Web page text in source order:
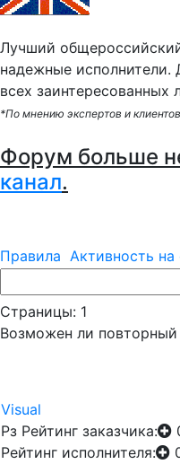
Лучший
надежные исполнители.
всех заинтересованных
*По мнению экспертов и
Форум больше
канал.
Правила Активность
Страницы: 1
Возможен ли повторный
Visual
Рз Рейтинг заказчика:
Рейтинг исполнителя: